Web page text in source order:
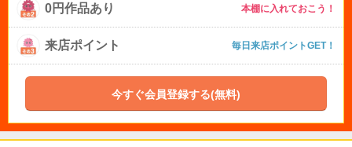
0円作品あり 本棚に入れておこう！
来店ポイント 毎日来店ポイントGET！
今すぐ会員登録する(無料)